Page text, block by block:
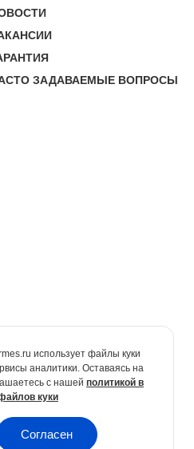
ЗАДАВАЕМЫЕ ВОПРОСЫ
Российской Федерации. Для
обращайтесь в автосалоны
не признаётся юридически
рассмотрены в
использует файлы куки
аналитики. Оставаясь на
с нашей политикой в
куки
Согласен